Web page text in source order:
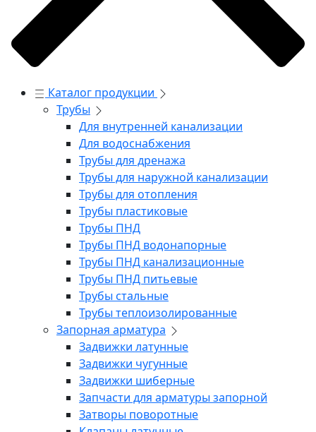
Каталог продукции
Трубы
Для внутренней канализации
Для водоснабжения
Трубы для дренажа
Трубы для наружной канализации
Трубы для отопления
Трубы пластиковые
Трубы ПНД
Трубы ПНД водонапорные
Трубы ПНД канализационные
Трубы ПНД питьевые
Трубы стальные
Трубы теплоизолированные
Запорная арматура
Задвижки латунные
Задвижки чугунные
Задвижки шиберные
Запчасти для арматуры запорной
Затворы поворотные